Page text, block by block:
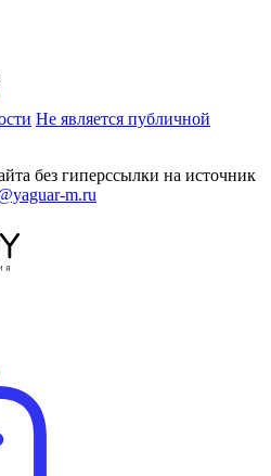
Не является публичной
без гиперссылки на источник
m.ru